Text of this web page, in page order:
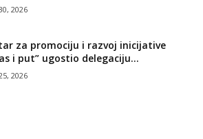
2026
za promociju i razvoj inicijative
i put” ugostio delegaciju...
2026